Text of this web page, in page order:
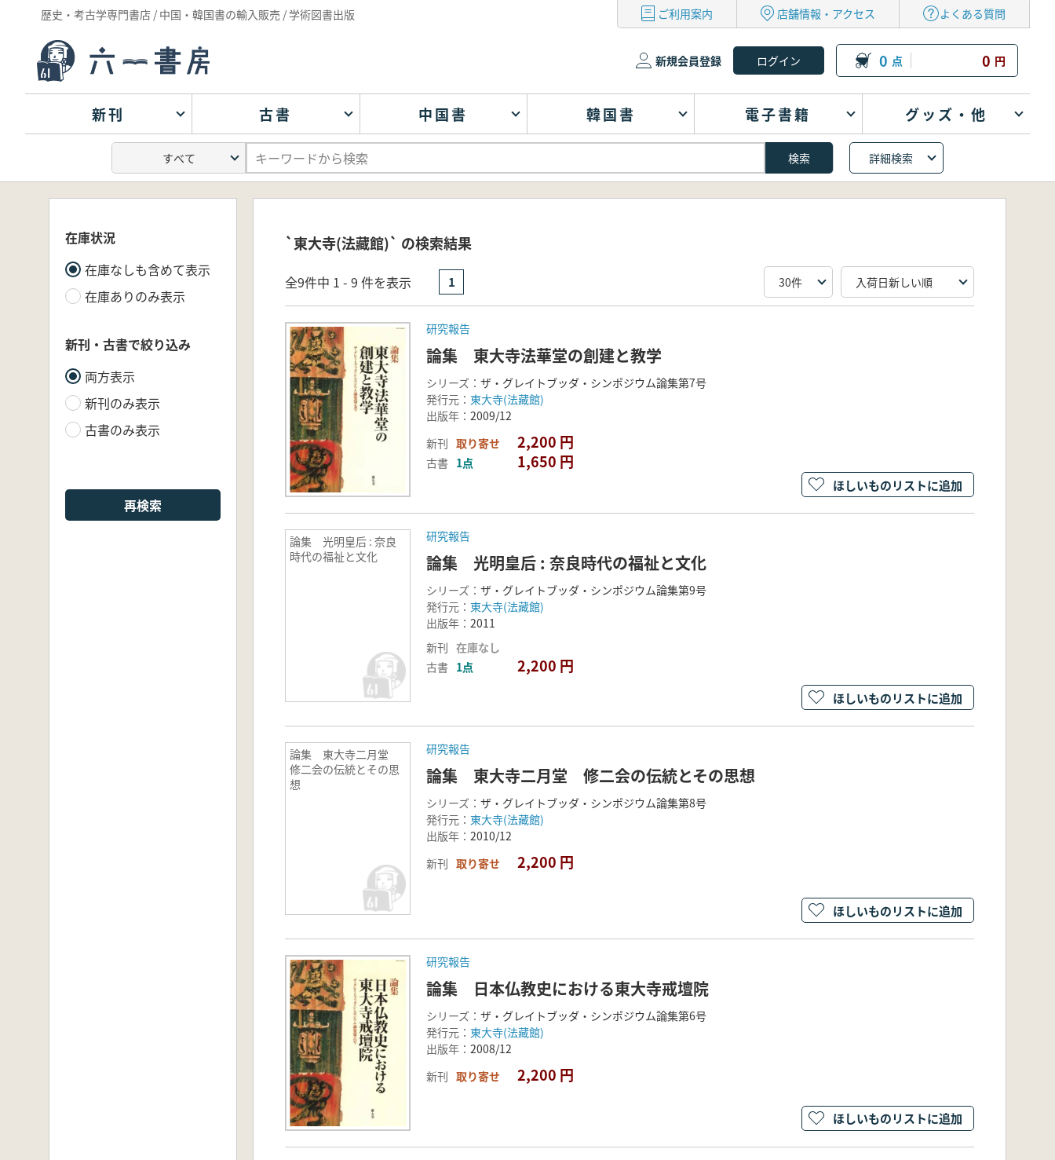
歴史・考古学専門書店 / 中国・韓国書の輸入販売 / 学術図書出版 ご利用案内 店舗情報・アクセス よくある質問
新規会員登録 0 点 0 円
新刊 古書 中国書 韓国書 電子書籍 グッズ・他
詳細検索
在庫状況
在庫なしも含めて表示
在庫ありのみ表示
新刊・古書で絞り込み
両方表示
新刊のみ表示
古書のみ表示
再検索
`東大寺(法藏館)` の検索結果
全9件中 1 - 9 件を表示 1
研究報告
論集 東大寺法華堂の創建と教学
シリーズ： ザ・グレイトブッダ・シンポジウム論集第7号
発行元： 東大寺(法藏館)
出版年： 2009/12
新刊 取り寄せ 2,200 円
古書 1点 1,650 円
ほしいものリストに追加
論集 光明皇后 : 奈良
時代の福祉と文化
研究報告
論集 光明皇后 : 奈良時代の福祉と文化
シリーズ： ザ・グレイトブッダ・シンポジウム論集第9号
発行元： 東大寺(法藏館)
出版年： 2011
新刊 在庫なし
古書 1点 2,200 円
ほしいものリストに追加
論集 東大寺二月堂
修二会の伝統とその思
想
研究報告
論集 東大寺二月堂 修二会の伝統とその思想
シリーズ： ザ・グレイトブッダ・シンポジウム論集第8号
発行元： 東大寺(法藏館)
出版年： 2010/12
新刊 取り寄せ 2,200 円
ほしいものリストに追加
研究報告
論集 日本仏教史における東大寺戒壇院
シリーズ： ザ・グレイトブッダ・シンポジウム論集第6号
発行元： 東大寺(法藏館)
出版年： 2008/12
新刊 取り寄せ 2,200 円
ほしいものリストに追加